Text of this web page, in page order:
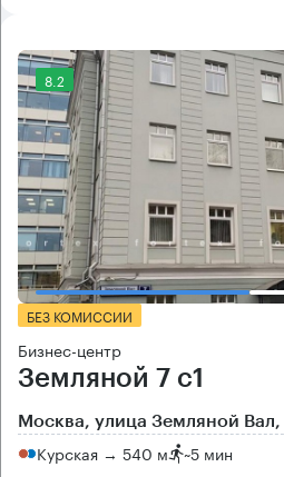
8.2
БЕЗ КОМИССИИ
Бизнес-центр
Земляной 7 с1
Москва, улица Земляной Вал,
Курская → 540 м ~5 мин